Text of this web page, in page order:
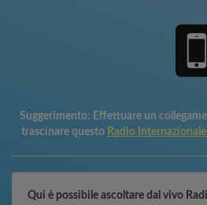
Suggerimento: Effettuare un
trascinare questo Radio
Qui è possibile ascoltare dal vivo